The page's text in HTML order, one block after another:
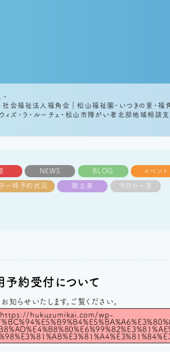
-
福祉法人福角会｜松山福祉園・いつきの里・福
ィズ・ラ・ルーチェ・松山市障がい者北部地域相談
NEWS BLOG イベント
一時予約状況 献立表 今日の一言
予約受付について
らせいたします。ご覧ください。
hukuzumikai.com/wp-